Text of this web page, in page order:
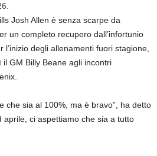
Josh Allen è senza scarpe da
un completo recupero dall’infortunio
degli allenamenti fuori stagione,
GM Billy Beane agli incontri
che sia al 100%, ma è bravo”, ha detto
aprile, ci aspettiamo che sia a tutto